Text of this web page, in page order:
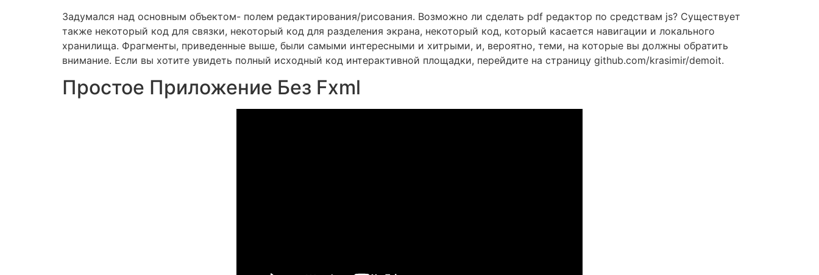
Задумался над основным объектом- полем редактирования/рисования. Возможно ли сделать pdf редактор по средствам js? Существует
также некоторый код для связки, некоторый код для разделения экрана, некоторый код, который касается навигации и локального
хранилища. Фрагменты, приведенные выше, были самыми интересными и хитрыми, и, вероятно, теми, на которые вы должны обратить
внимание. Если вы хотите увидеть полный исходный код интерактивной площадки, перейдите на страницу github.com/krasimir/demoit.
Простое Приложение Без Fxml